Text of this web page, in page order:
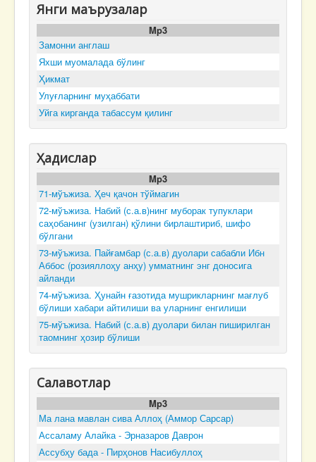
Янги маърузалар
Mp3
Замонни англаш
Яхши муомалада бўлинг
Ҳикмат
Улуғларнинг муҳаббати
Уйга кирганда табассум қилинг
Ҳадислар
Mp3
71-мўъжиза. Ҳеч қачон тўймагин
72-мўъжиза. Набий (с.а.в)нинг муборак тупуклари
саҳобанинг (узилган) қўлини бирлаштириб, шифо
бўлгани
73-мўъжиза. Пайғамбар (с.а.в) дуолари сабабли Ибн
Аббос (розияллоҳу анҳу) умматнинг энг доносига
айланди
74-мўъжиза. Ҳунайн ғазотида мушрикларнинг мағлуб
бўлиши хабари айтилиши ва уларнинг енгилиши
75-мўъжиза. Набий (с.а.в) дуолари билан пиширилган
таомнинг ҳозир бўлиши
Салавотлар
Mp3
Ма лана мавлан сива Аллоҳ (Аммор Сарсар)
Ассаламу Алайка - Эрназаров Даврон
Ассубҳу бада - Пирҳонов Насибуллоҳ